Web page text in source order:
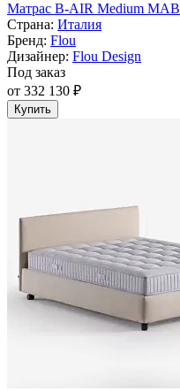
Матрас B-AIR Medium
Страна: Италия
Бренд: Flou
Дизайнер: Flou Design
Под заказ
от 332 130 ₽
Купить